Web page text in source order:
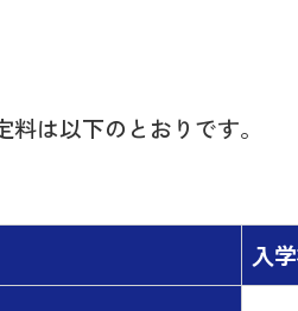
料は以下のとおりです。
入